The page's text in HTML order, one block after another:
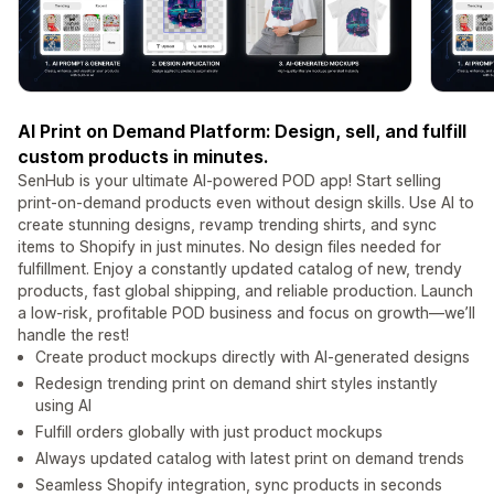
AI Print on Demand Platform: Design, sell, and fulfill
custom products in minutes.
SenHub is your ultimate AI-powered POD app! Start selling
print-on-demand products even without design skills. Use AI to
create stunning designs, revamp trending shirts, and sync
items to Shopify in just minutes. No design files needed for
fulfillment. Enjoy a constantly updated catalog of new, trendy
products, fast global shipping, and reliable production. Launch
a low-risk, profitable POD business and focus on growth—we’ll
handle the rest!
Create product mockups directly with AI-generated designs
Redesign trending print on demand shirt styles instantly
using AI
Fulfill orders globally with just product mockups
Always updated catalog with latest print on demand trends
Seamless Shopify integration, sync products in seconds